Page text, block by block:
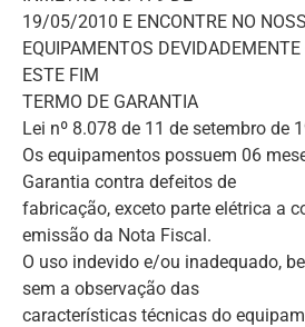
19/05/2010 E ENCONTRE NO
EQUIPAMENTOS
ESTE FIM
TERMO DE GARANTIA
Lei nº 8.078 de 11 de setembro de
Os equipamentos possuem 06
Garantia contra defeitos de
fabricação, exceto parte elétrica a
emissão da Nota Fiscal.
O uso indevido e/ou inadequado,
sem a observação das
características técnicas do